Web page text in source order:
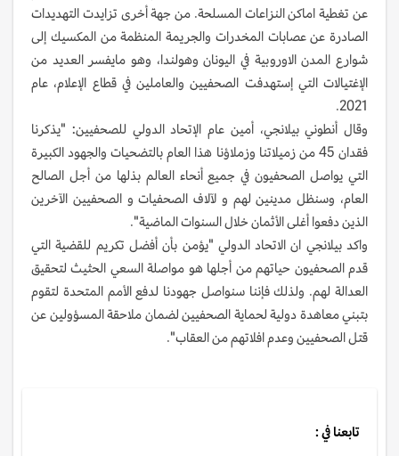
عن تغطية اماكن النزاعات المسلحة. من جهة أخرى تزايدت التهديدات
الصادرة عن عصابات المخدرات والجريمة المنظمة من المكسيك إلى
شوارع المدن الاوروبية في اليونان وهولندا، وهو مايفسر العديد من
الإغتيالات التي إستهدفت الصحفيين والعاملين في قطاع الإعلام، عام
2021.
وقال أنطوني بيلانجي، أمين عام الإتحاد الدولي للصحفيين: "يذكرنا
فقدان 45 من زميلاتنا وزملاؤنا هذا العام بالتضحيات والجهود الكبيرة
التي يواصل الصحفيون في جميع أنحاء العالم بذلها من أجل الصالح
العام، وسنظل مدينين لهم و لآلاف الصحفيات و الصحفيين الآخرين
الذين دفعوا أغلى الأثمان خلال السنوات الماضية".
واكد بيلانجي ان الاتحاد الدولي "يؤمن بأن أفضل تكريم للقضية التي
قدم الصحفيون حياتهم من أجلها هو مواصلة السعي الحثيث لتحقيق
العدالة لهم. ولذلك فإننا سنواصل جهودنا لدفع الأمم المتحدة لتقوم
بتبني معاهدة دولية لحماية الصحفيين لضمان ملاحقة المسؤولين عن
قتل الصحفيين وعدم افلاتهم من العقاب".
تابعنا في :